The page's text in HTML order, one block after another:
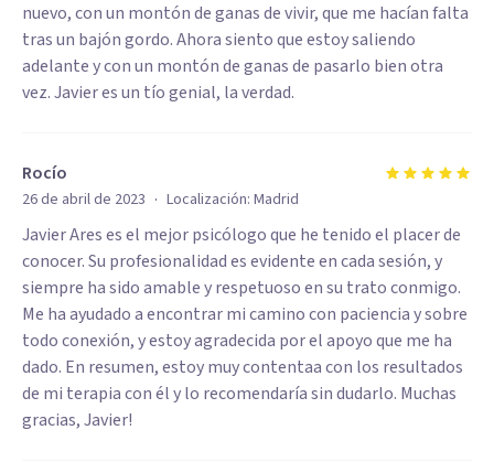
nuevo, con un montón de ganas de vivir, que me hacían falta
tras un bajón gordo. Ahora siento que estoy saliendo
adelante y con un montón de ganas de pasarlo bien otra
vez. Javier es un tío genial, la verdad.
Rocío
26 de abril de 2023 · Localización: Madrid
Javier Ares es el mejor psicólogo que he tenido el placer de
conocer. Su profesionalidad es evidente en cada sesión, y
siempre ha sido amable y respetuoso en su trato conmigo.
Me ha ayudado a encontrar mi camino con paciencia y sobre
todo conexión, y estoy agradecida por el apoyo que me ha
dado. En resumen, estoy muy contentaa con los resultados
de mi terapia con él y lo recomendaría sin dudarlo. Muchas
gracias, Javier!